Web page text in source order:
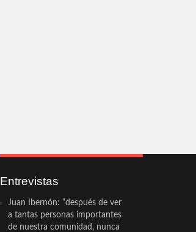
Entrevistas
Juan Ibernón: “después de ver
a tantas personas importantes
de nuestra comunidad, nunca